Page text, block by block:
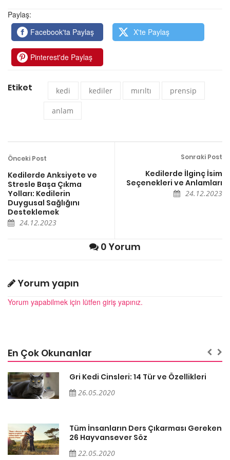
Paylaş:
Facebook'ta Paylaş
X'te Paylaş
Pinterest'de Paylaş
Etiket kedi kediler mırıltı prensip
anlam
Önceki Post
Kedilerde Anksiyete ve
Stresle Başa Çıkma
Yolları: Kedilerin
Duygusal Sağlığını
Desteklemek
24.12.2023
Sonraki Post
Kedilerde İlginç İsim
Seçenekleri ve Anlamları
24.12.2023
0 Yorum
Yorum yapın
Yorum yapabilmek için lütfen giriş yapınız.
En Çok Okunanlar
Gri Kedi Cinsleri: 14 Tür ve Özellikleri
26.05.2020
Tüm İnsanların Ders Çıkarması Gereken
26 Hayvansever Söz
22.05.2020